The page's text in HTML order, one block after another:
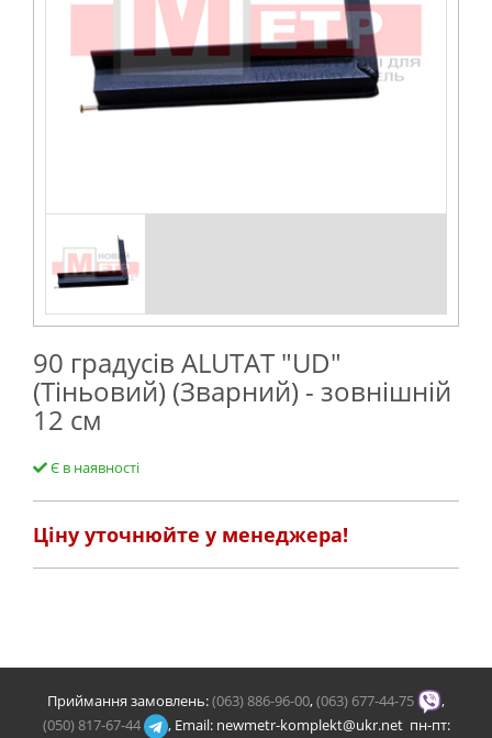
90 градусів ALUTAT "UD"
(Тіньовий) (Зварний) - зовнішній
12 см
Є в наявності
Ціну уточнюйте у менеджера!
Приймання замовлень:(063) 886-96-00,(063) 677-44-75
,
(050) 817-67-44
, Email: newmetr-komplekt@ukr.net пн-пт: